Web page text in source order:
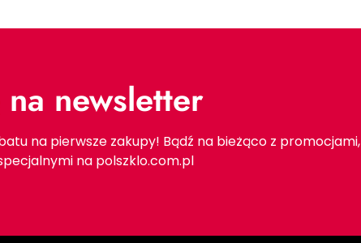
newsletter
na pierwsze zakupy! Bądź na bieżąco z promocjami,
na polszklo.com.pl